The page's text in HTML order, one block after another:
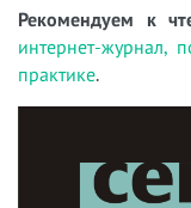
Рекомендуем к
интернет-журнал,
практике.